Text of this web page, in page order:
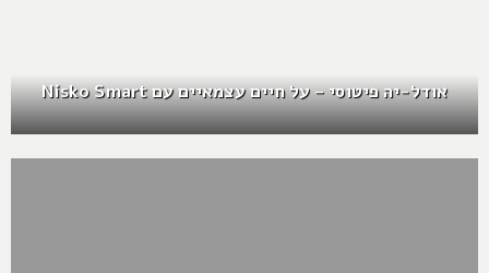
אודל-יה פיטוסי – על חיים עצמאיים עם Nisko Smart